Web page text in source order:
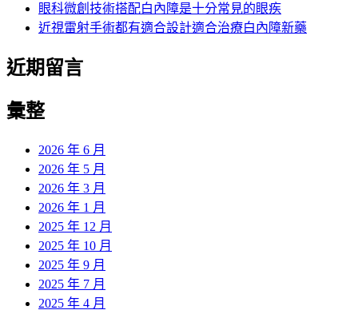
眼科微創技術搭配白內障是十分常見的眼疾
近視雷射手術都有適合設計適合治療白內障新藥
近期留言
彙整
2026 年 6 月
2026 年 5 月
2026 年 3 月
2026 年 1 月
2025 年 12 月
2025 年 10 月
2025 年 9 月
2025 年 7 月
2025 年 4 月